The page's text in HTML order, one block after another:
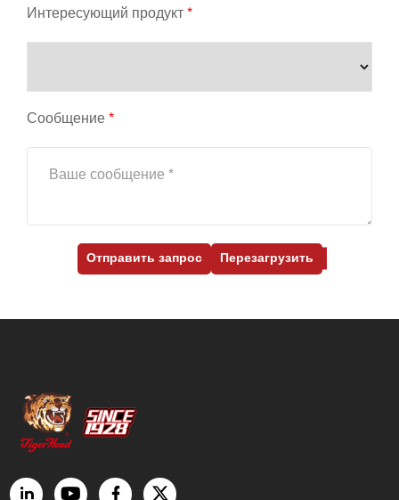
Интересующий продукт *
Сообщение *
Отправить запрос Перезагрузить